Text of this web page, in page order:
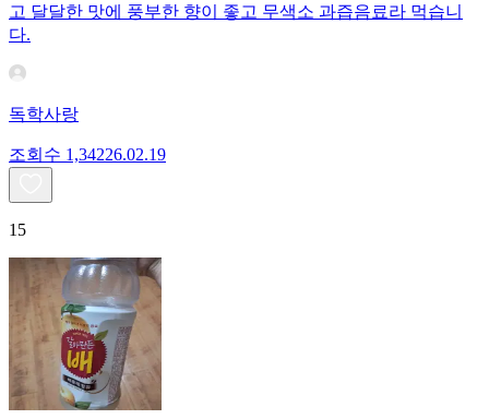
고 달달한 맛에 풍부한 향이 좋고 무색소 과즙음료라 먹습니
다.
독학사랑
조회수 1,34226.02.19
15